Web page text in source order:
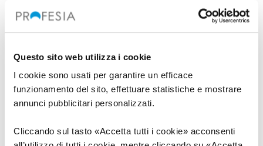
Questo sito web utilizza i cookie
I cookie sono usati per garantire un efficace
funzionamento del sito, effettuare statistiche e mostrare
annunci pubblicitari personalizzati.
Cliccando sul tasto «Accetta tutti i cookie» acconsenti
Nome FornitoreScopo
Durata
massima
AMP-
CONSEN
cdn.amp
project.o
Determina se
l'utente ha
casella di
1 anno